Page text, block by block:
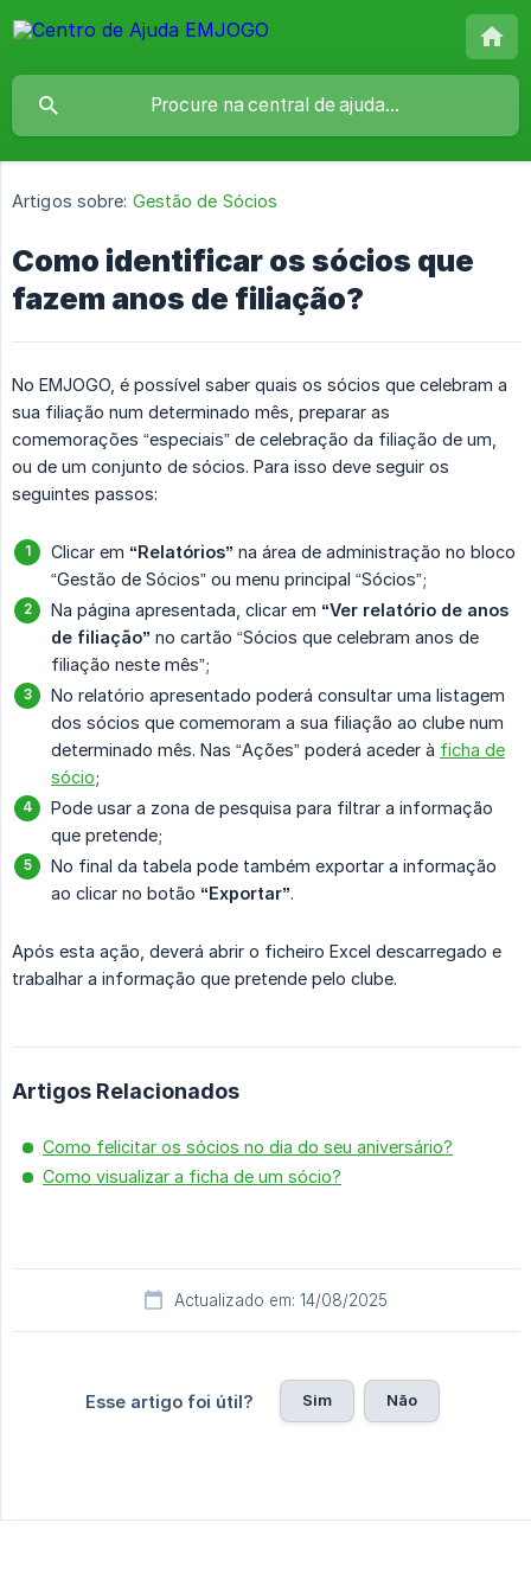
Artigos sobre: Gestão de Sócios
Como identificar os sócios que
fazem anos de filiação?
No EMJOGO, é possível saber quais os sócios que celebram a
sua filiação num determinado mês, preparar as
comemorações “especiais” de celebração da filiação de um,
ou de um conjunto de sócios. Para isso deve seguir os
seguintes passos:
Clicar em “Relatórios” na área de administração no bloco
“Gestão de Sócios” ou menu principal “Sócios”;
Na página apresentada, clicar em “Ver relatório de anos
de filiação” no cartão “Sócios que celebram anos de
filiação neste mês”;
No relatório apresentado poderá consultar uma listagem
dos sócios que comemoram a sua filiação ao clube num
determinado mês. Nas “Ações” poderá aceder à ficha de
sócio;
Pode usar a zona de pesquisa para filtrar a informação
que pretende;
No final da tabela pode também exportar a informação
ao clicar no botão “Exportar”.
Após esta ação, deverá abrir o ficheiro Excel descarregado e
trabalhar a informação que pretende pelo clube.
Artigos Relacionados
Como felicitar os sócios no dia do seu aniversário?
Como visualizar a ficha de um sócio?
Actualizado em: 14/08/2025
Esse artigo foi útil? Sim Não